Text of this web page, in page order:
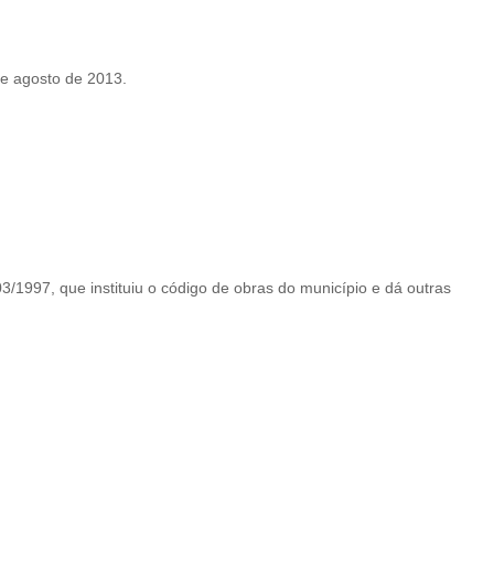
agosto de 2013.
1997, que instituiu o código de obras do município e dá outras